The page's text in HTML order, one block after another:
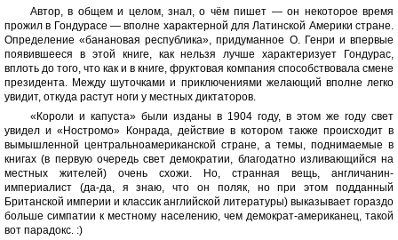
Автор, в общем и целом, знал, о чём пишет — он некоторое время
прожил в Гондурасе — вполне характерной для Латинской Америки стране.
Определение «банановая республика», придуманное О. Генри и впервые
появившееся в этой книге, как нельзя лучше характеризует Гондурас,
вплоть до того, что как и в книге, фруктовая компания способствовала смене
президента. Между шуточками и приключениями желающий вполне легко
увидит, откуда растут ноги у местных диктаторов.
«Короли и капуста» были изданы в 1904 году, в этом же году свет
увидел и «Ностромо» Конрада, действие в котором также происходит в
вымышленной центральноамериканской стране, а темы, поднимаемые в
книгах (в первую очередь свет демократии, благодатно изливающийся на
местных жителей) очень схожи. Но, странная вещь, англичанин-
империалист (да-да, я знаю, что он поляк, но при этом подданный
Британской империи и классик английской литературы) выказывает гораздо
больше симпатии к местному населению, чем демократ-американец, такой
вот парадокс. :)